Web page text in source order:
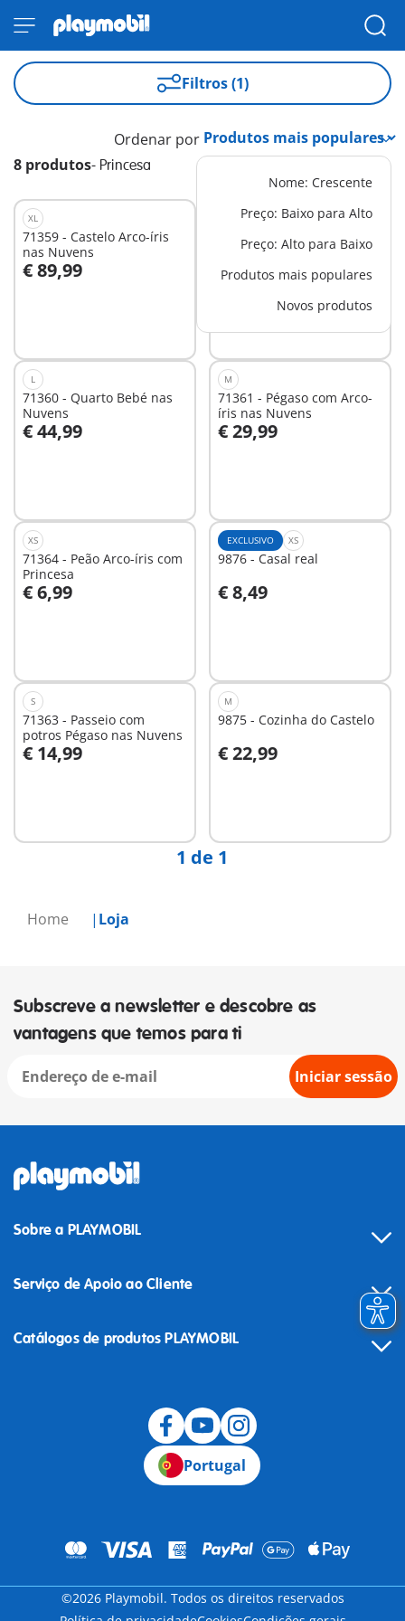
Home Loja
Filtros (1)
8 produtos- Princesa
Ordenar por
Nome: Crescente
Preço: Baixo para Alto
Preço: Alto para Baixo
Produtos mais populares
Novos produtos
XL
71359 - Castelo Arco-íris
nas Nuvens
€ 89,99
Ao carrinho
71362 - Festa de Princesas
nas Nuvens
€ 19,99
Ao carrinho
L
71360 - Quarto Bebé nas
Nuvens
€ 44,99
Ao carrinho
M
71361 - Pégaso com Arco-
íris nas Nuvens
€ 29,99
Ao carrinho
XS
71364 - Peão Arco-íris com
Princesa
€ 6,99
Ao carrinho
EXCLUSIVO XS
9876 - Casal real
€ 8,49
S
71363 - Passeio com
potros Pégaso nas Nuvens
€ 14,99
M
9875 - Cozinha do Castelo
€ 22,99
1 de 1
Subscreve a newsletter e descobre as
vantagens que temos para ti
Iniciar sessão
Sobre a PLAYMOBIL
Serviço de Apoio ao Cliente
Catálogos de produtos PLAYMOBIL
Portugal
©2026 Playmobil. Todos os direitos reservados